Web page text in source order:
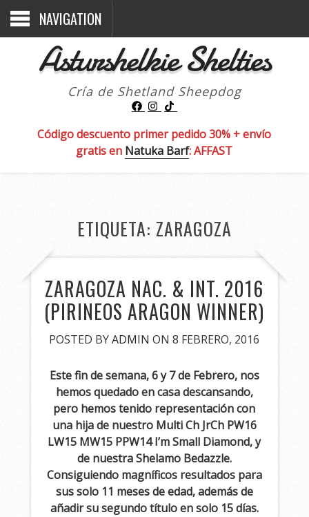
NAVIGATION
Asturshelkie Shelties
Cría de Shetland Sheepdog
Código descuento primer pedido 30% + envío
gratis en Natuka Barf: AFFAST
ETIQUETA: ZARAGOZA
ZARAGOZA NAC. & INT. 2016
(PIRINEOS ARAGON WINNER)
POSTED BYADMIN ON 8 FEBRERO, 2016
Este fin de semana, 6 y 7 de Febrero, nos
hemos quedado en casa descansando,
pero hemos tenido representación con
una hija de nuestro Multi Ch JrCh PW16
LW15 MW15 PPW14 I’m Small Diamond, y
de nuestra Shelamo Bedazzle.
Consiguiendo magníficos resultados para
sus solo 11 meses de edad, además de
añadir su segundo título en solo 15 días.